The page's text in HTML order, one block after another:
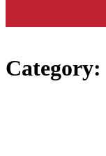
Category: